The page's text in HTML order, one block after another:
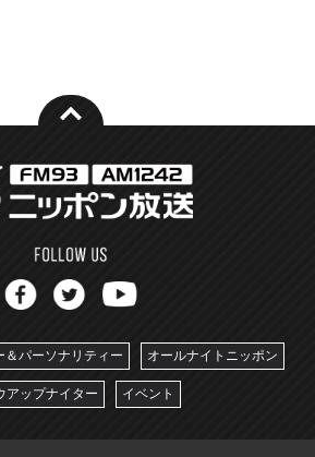
＆パーソナリティー オールナイトニッポン
アップナイター イベント